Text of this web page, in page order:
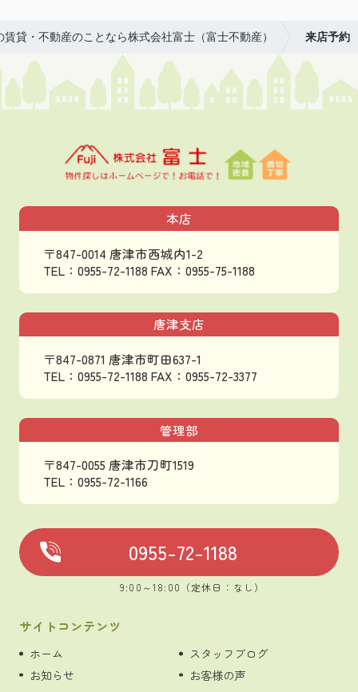
賃貸・不動産のことなら株式会社富士（富士不動産） 来店予約
本店
〒847-0014 唐津市西城内1-2
TEL：0955-72-1188 FAX：0955-75-1188
唐津支店
〒847-0871 唐津市町田637-1
TEL：0955-72-1188 FAX：0955-72-3377
管理部
〒847-0055 唐津市刀町1519
TEL：0955-72-1166
0955-72-1188
9:00～18:00（定休日：なし）
サイトコンテンツ
ホーム
お知らせ
スタッフブログ
お客様の声